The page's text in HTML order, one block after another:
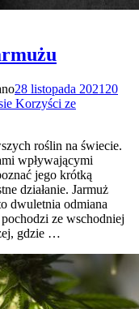
28 listopada 2021 20
Korzyści ze
roślin na świecie.
wpływającymi
jego krótką
działanie. Jarmuż
dwuletnia odmiana
ze wschodniej
gdzie …